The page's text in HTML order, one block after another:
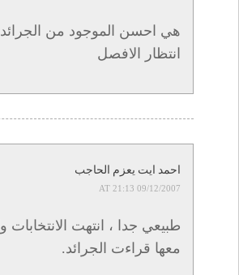
هي احسن الموجود من
انتظار الافصل
احمد ايت يعزم الحاجب
09/12/2007 AT 21:13
طبيعي جدا ، انتهت الانتخابات
معها قراءت الجرائد.